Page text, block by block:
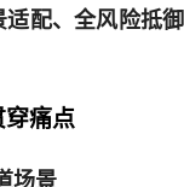
适配、全风险抵
痛点
场景